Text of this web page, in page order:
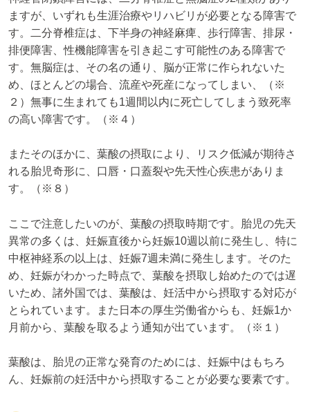
ますが、いずれも生涯治療やリハビリが必要となる障害で
す。二分脊椎症は、下半身の神経麻痺、歩行障害、排尿・
排便障害、性機能障害を引き起こす可能性のある障害で
す。無脳症は、その名の通り、脳が正常に作られないた
め、ほとんどの場合、流産や死産になってしまい、（※
２）無事に生まれても1週間以内に死亡してしまう致死率
の高い障害です。（※４）
またそのほかに、葉酸の摂取により、リスク低減が期待さ
れる胎児奇形に、口唇・口蓋裂や先天性心疾患がありま
す。（※８）
ここで注意したいのが、葉酸の摂取時期です。胎児の先天
異常の多くは、妊娠直後から妊娠10週以前に発生し、特に
中枢神経系の以上は、妊娠7週未満に発生します。そのた
め、妊娠がわかった時点で、葉酸を摂取し始めたのでは遅
いため、諸外国では、葉酸は、妊活中から摂取する対応が
とられています。また日本の厚生労働省からも、妊娠1か
月前から、葉酸を取るよう通知が出ています。（※１）
葉酸は、胎児の正常な発育のためには、妊娠中はもちろ
ん、妊娠前の妊活中から摂取することが必要な要素です。